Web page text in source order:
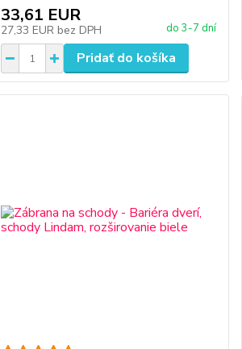
33,61 EUR
27,33 EUR bez DPH do 3-7 dní
Pridať do košíka